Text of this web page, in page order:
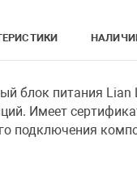
блок питания
Имеет
подключения